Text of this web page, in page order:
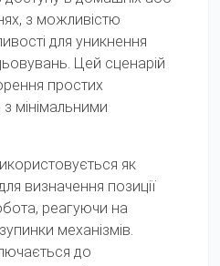
з можливістю
для уникнення
Цей сценарій
простих
мінімальними
як
визначення позиції
реагуючи на
механізмів.
до